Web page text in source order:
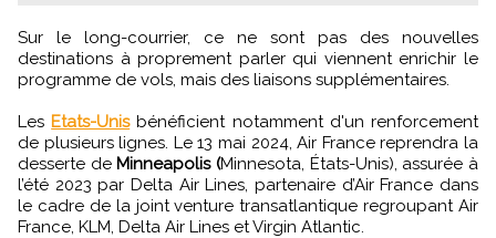
Sur le long-courrier, ce ne sont pas des nouvelles
destinations à proprement parler qui viennent enrichir le
programme de vols, mais des liaisons supplémentaires.
Les Etats-Unisbénéficient notamment d'un renforcement
de plusieurs lignes. Le 13 mai 2024, Air France reprendra la
desserte de Minneapolis (Minnesota, États-Unis), assurée à
l’été 2023 par Delta Air Lines, partenaire d’Air France dans
le cadre de la joint venture transatlantique regroupant Air
France, KLM, Delta Air Lines et Virgin Atlantic.